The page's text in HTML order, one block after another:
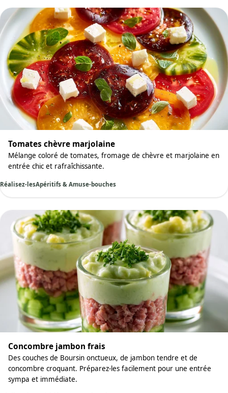
Tomates chèvre marjolaine
Mélange coloré de tomates, fromage de chèvre et marjolaine en
entrée chic et rafraîchissante.
Réalisez-lesApéritifs & Amuse-bouches
Concombre jambon frais
Des couches de Boursin onctueux, de jambon tendre et de
concombre croquant. Préparez-les facilement pour une entrée
sympa et immédiate.